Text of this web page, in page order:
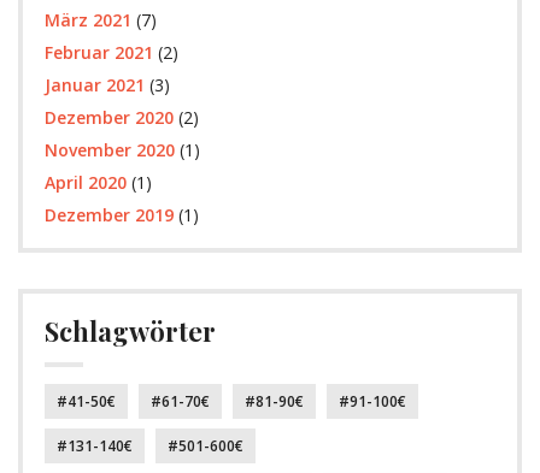
März 2021 (7)
Februar 2021 (2)
Januar 2021 (3)
Dezember 2020(2)
November 2020(1)
April 2020(1)
Dezember 2019(1)
Schlagwörter
41-50€ 61-70€ 81-90€ 91-100€
131-140€ 501-600€